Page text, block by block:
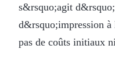
s&rsquo;agit
d&rsquo;impression
pas de coûts initiaux